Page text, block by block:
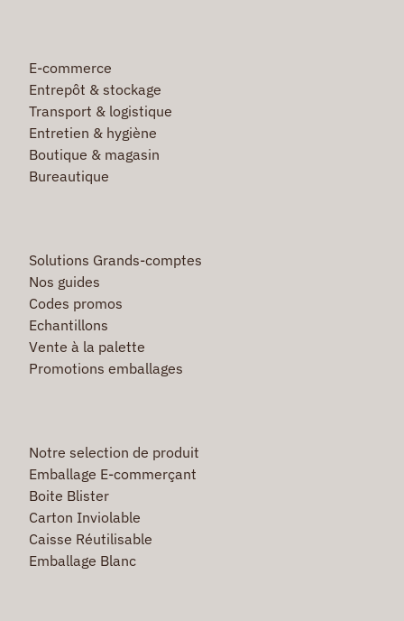
E-commerce
Entrepôt & stockage
Transport & logistique
Entretien & hygiène
Boutique & magasin
Bureautique
Solutions Grands-comptes
Nos guides
Codes promos
Echantillons
Vente à la palette
Promotions emballages
Notre selection de produit
Emballage E-commerçant
Boite Blister
Carton Inviolable
Caisse Réutilisable
Emballage Blanc